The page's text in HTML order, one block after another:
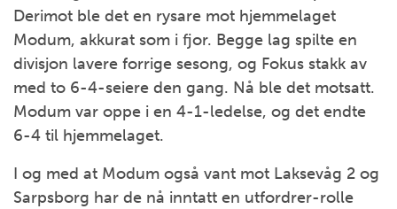
Derimot ble det en rysare mot hjemmelaget
Modum, akkurat som i fjor. Begge lag spilte en
divisjon lavere forrige sesong, og Fokus stakk av
med to 6-4-seiere den gang. Nå ble det motsatt.
Modum var oppe i en 4-1-ledelse, og det endte
6-4 til hjemmelaget.
I og med at Modum også vant mot Laksevåg 2 og
Sarpsborg har de nå inntatt en utfordrer-rolle